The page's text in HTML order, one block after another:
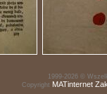
1999-2026 ©
Copyright MATinternet